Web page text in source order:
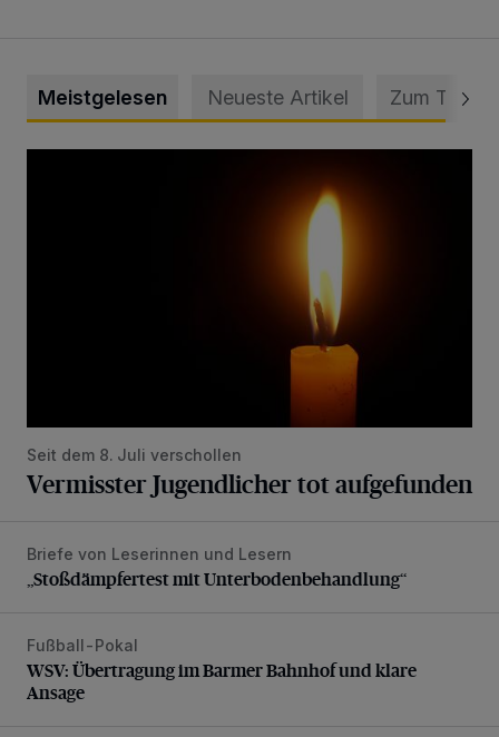
Meistgelesen Neueste Artikel Zum Thema
Seit dem 8. Juli verschollen
Vermisster Jugendlicher tot aufgefunden
„Stoßdämpfertest mit Unterbodenbehandlung“
Briefe von Leserinnen und Lesern
„Stoßdämpfertest mit Unterbodenbehandlung“
WSV: Übertragung im Barmer Bahnhof und klare Ansage
Fußball-Pokal
WSV: Übertragung im Barmer Bahnhof und klare
Ansage